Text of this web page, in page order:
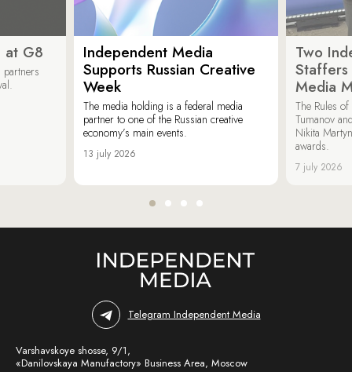
at G8
Independent Media
Supports Russian Creative
Week
The media holding is a federal media
partner to one of the Russian creative
economy’s main events.
13 july 2026
Two
Media
The Rules
Tumanov
Nikita
awards.
7 july 2026
Telegram Independent Media
Varshavskoye shosse, 9/1,
«Danilovskaya Manufactory» Business Area, Moscow